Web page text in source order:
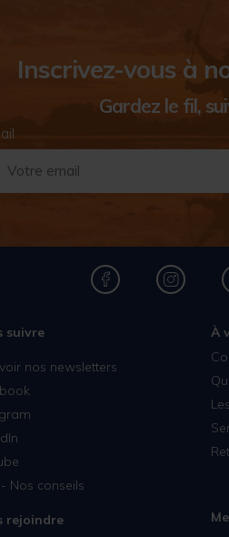
Inscrivez-vous à
Gardez le fil,
suivre
nos newsletters
Nos conseils
rejoindre
À